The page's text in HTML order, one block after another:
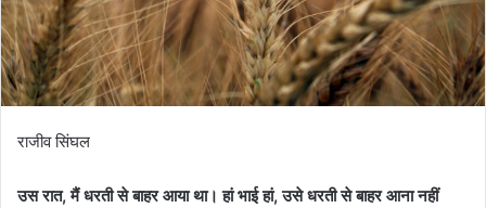
राजीव सिंघल
उस रात, मैं धरती से बाहर आया था। हां भाई हां, उसे धरती से बाहर आना नहीं